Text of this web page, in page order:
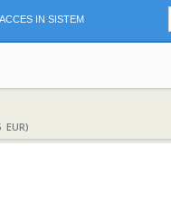
ACCES IN SISTEM
EUR)